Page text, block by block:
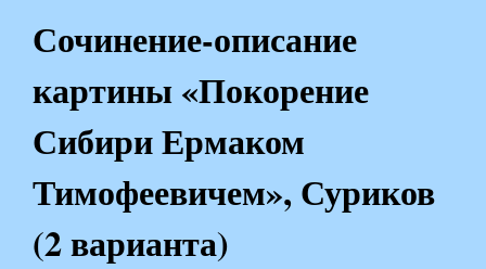
Сочинение-описание
картины «Покорение
Сибири Ермаком
Тимофеевичем», Суриков
(2 варианта)